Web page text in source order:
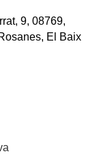
9, 08769,
El Baix